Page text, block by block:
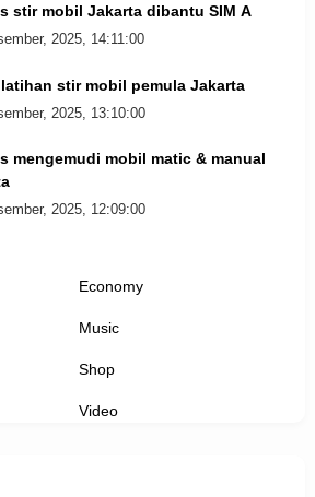
stir mobil Jakarta dibantu SIM A
2025, 14:11:00
latihan stir mobil pemula Jakarta
2025, 13:10:00
mengemudi mobil matic & manual
2025, 12:09:00
Economy
Music
Shop
Video